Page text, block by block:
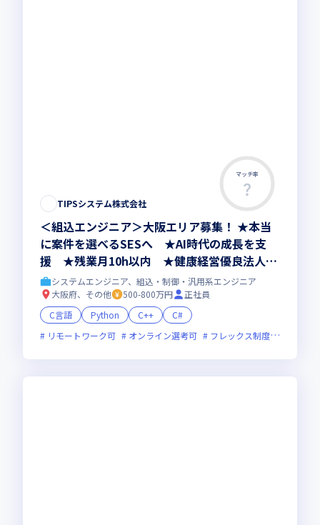
マッチ率
TIPSシステム株式会社
＜組込エンジニア＞大阪エリア募集！ ★本当
に案件を選べるSESへ ★AI時代の成長を支
援 ★残業月10h以内 ★健康経営優良法人20
26認定
システムエンジニア、組込・制御・汎用系エンジニア
大阪府、その他
500-800万円
正社員
C言語
Python C++
C#
リモートワーク可
オンライン選考可 フレックス制度あり